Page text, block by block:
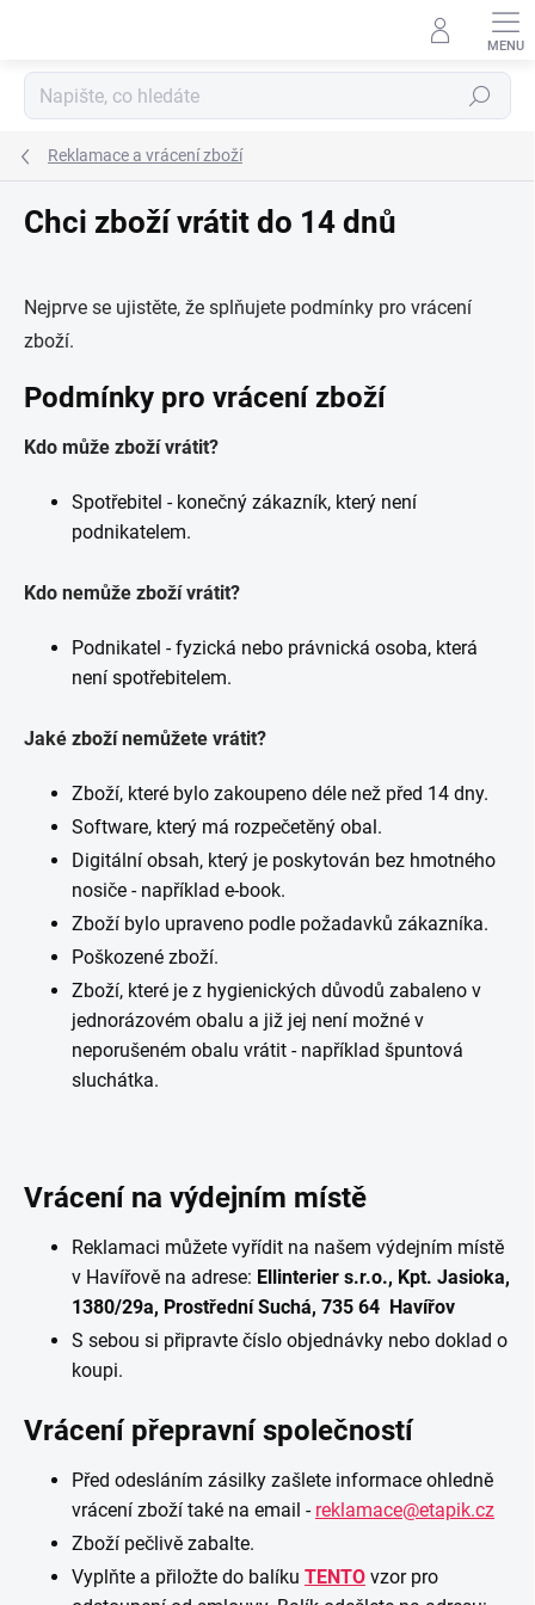
Hledat
Reklamace a vrácení zboží
Chci zboží vrátit do 14 dnů
Nejprve se ujistěte, že splňujete podmínky pro vrácení
zboží.
Podmínky pro vrácení zboží
Kdo může zboží vrátit?
Spotřebitel - konečný zákazník, který není
podnikatelem.
Kdo nemůže zboží vrátit?
Podnikatel - fyzická nebo právnická osoba, která
není spotřebitelem.
Jaké zboží nemůžete vrátit?
Zboží, které bylo zakoupeno déle než před 14 dny.
Software, který má rozpečetěný obal.
Digitální obsah, který je poskytován bez hmotného
nosiče - například e-book.
Zboží bylo upraveno podle požadavků zákazníka.
Poškozené zboží.
Zboží, které je z hygienických důvodů zabaleno v
jednorázovém obalu a již jej není možné v
neporušeném obalu vrátit - například špuntová
sluchátka.
Vrácení na výdejním místě
Reklamaci můžete vyřídit na našem výdejním místě
v Havířově na adrese: Ellinterier s.r.o., Kpt. Jasioka,
1380/29a, Prostřední Suchá, 735 64 Havířov
S sebou si připravte číslo objednávky nebo doklad o
koupi.
Vrácení přepravní společností
Před odesláním zásilky zašlete informace ohledně
vrácení zboží také na email - reklamace@etapik.cz
Zboží pečlivě zabalte.
Vyplňte a přiložte do balíku TENTO vzor pro